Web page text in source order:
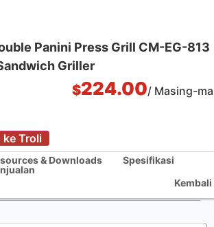
Press Grill CM-EG-813 Restaurant Sandwich
Panini Press Grill CM-EG-813
Griller
$224.00/ Masing-
ke Troli
& Downloads
Spesifikasi